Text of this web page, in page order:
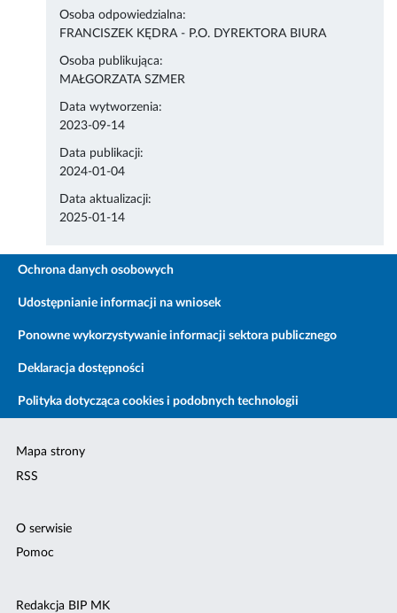
Osoba odpowiedzialna:
FRANCISZEK KĘDRA - P.O. DYREKTORA BIURA
Osoba publikująca:
MAŁGORZATA SZMER
Data wytworzenia:
2023-09-14
Data publikacji:
2024-01-04
Data aktualizacji:
2025-01-14
Ochrona danych osobowych
Udostępnianie informacji na wniosek
Ponowne wykorzystywanie informacji sektora publicznego
Deklaracja dostępności
Polityka dotycząca cookies i podobnych technologii
Mapa strony
RSS
O serwisie
Pomoc
Redakcja BIP MK